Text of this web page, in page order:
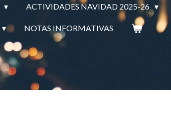
ACTIVIDADES NAVIDAD 2025-26
NOTAS INFORMATIVAS